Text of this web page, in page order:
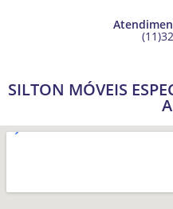
SILTON MÓVEIS